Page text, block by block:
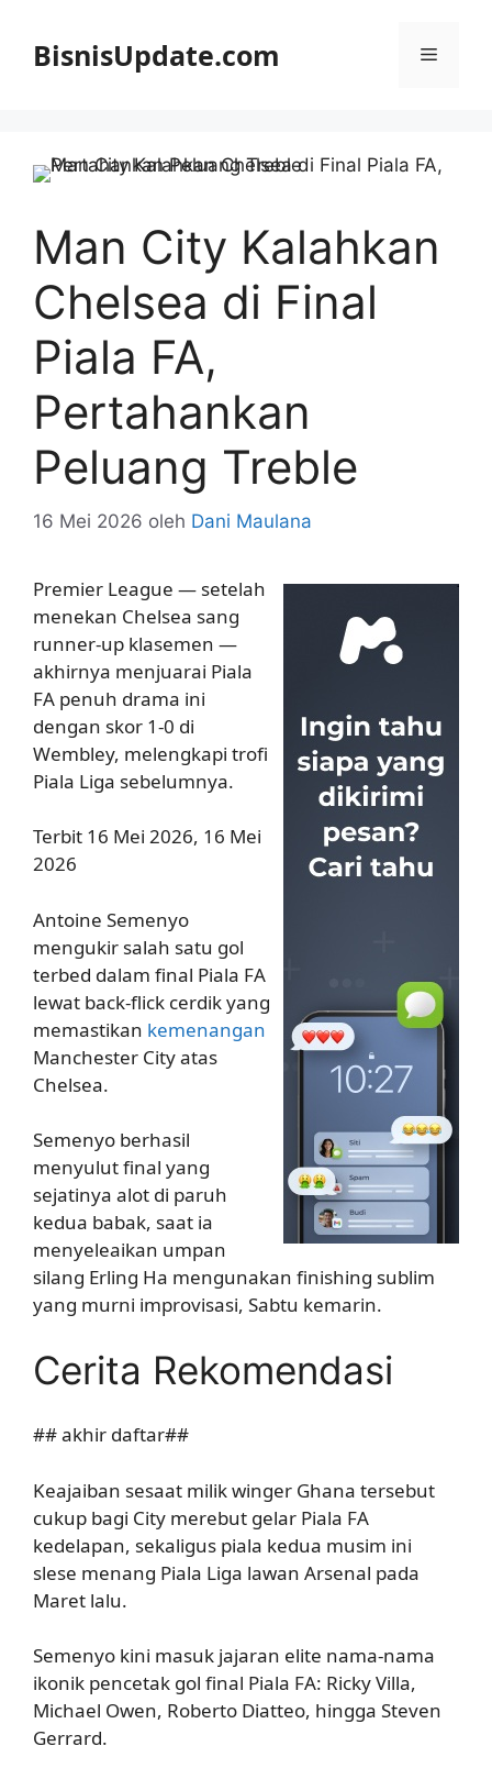
BisnisUpdate.com Menu
Man City Kalahkan
Chelsea di Final
Piala FA,
Pertahankan
Peluang Treble
16 Mei 2026 oleh Dani Maulana
Premier League — setelah
menekan Chelsea sang
runner-up klasemen —
akhirnya menjuarai Piala
FA penuh drama ini
dengan skor 1-0 di
Wembley, melengkapi trofi
Piala Liga sebelumnya.
Terbit 16 Mei 2026, 16 Mei
2026
Antoine Semenyo
mengukir salah satu gol
terbed dalam final Piala FA
lewat back-flick cerdik yang
memastikan kemenangan
Manchester City atas
Chelsea.
Semenyo berhasil
menyulut final yang
sejatinya alot di paruh
kedua babak, saat ia
menyeleaikan umpan
silang Erling Ha mengunakan finishing sublim
yang murni improvisasi, Sabtu kemarin.
Cerita Rekomendasi
## akhir daftar##
Keajaiban sesaat milik winger Ghana tersebut
cukup bagi City merebut gelar Piala FA
kedelapan, sekaligus piala kedua musim ini
slese menang Piala Liga lawan Arsenal pada
Maret lalu.
Semenyo kini masuk jajaran elite nama-nama
ikonik pencetak gol final Piala FA: Ricky Villa,
Michael Owen, Roberto Diatteo, hingga Steven
Gerrard.